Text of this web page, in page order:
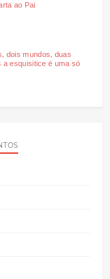
ao Pai
dois mundos, duas
a esquisitice é uma só